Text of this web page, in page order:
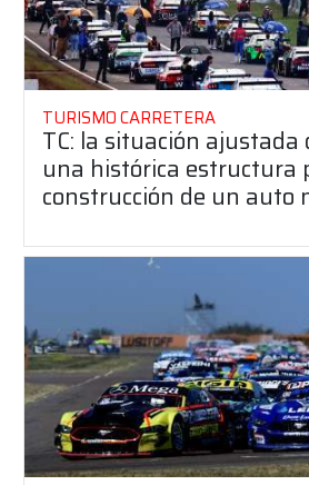
TURISMO CARRETERA
TC: la situación ajustada
una histórica estructura
construcción de un auto